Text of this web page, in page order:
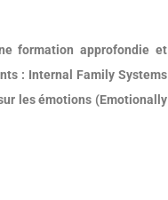
formation approfondie et
: Internal Family Systems
les émotions (Emotionally